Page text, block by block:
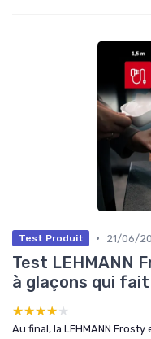
Test Produit • 21/06/
Test LEHMANN
à glaçons qui fait
★★★★★
★★★★★
Au final, la LEHMANN